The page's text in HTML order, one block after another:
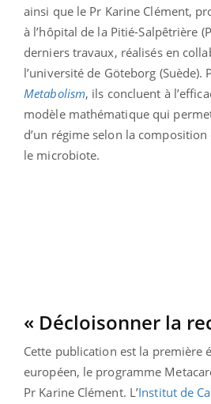
ainsi que le Pr Karine Clément,
à l’hôpital de la Pitié-Salpêtrière
derniers travaux, réalisés en
l’université de Göteborg (Suède).
Metabolism, ils concluent à
modèle mathématique qui
d’un régime selon la
le microbiote.
« Décloisonner la
Cette publication est la première
européen, le programme
Pr Karine Clément. L’Institut de